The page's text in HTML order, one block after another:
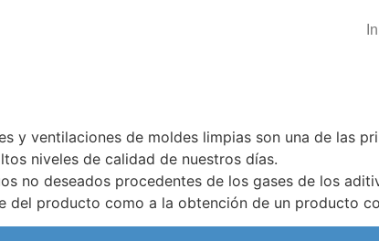
y ventilaciones de moldes limpias son una de las
niveles de calidad de nuestros días.
no deseados procedentes de los gases de los
del producto como a la obtención de un producto